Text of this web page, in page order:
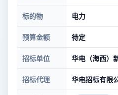
标的物 电力
预算金额 待定
招标单位 华电（海西）
招标代理 华电招标有限